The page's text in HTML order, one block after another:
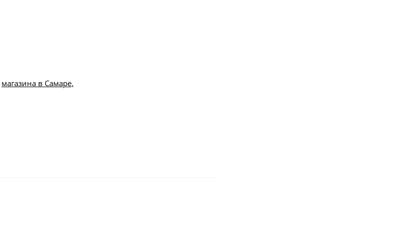
магазина в Самаре,